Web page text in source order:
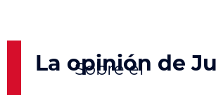
La opinión de